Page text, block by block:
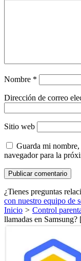
Nombre *
Dirección de correo
Sitio web
Guarda mi
navegador para la
¿Tienes preguntas
con nuestro equipo de
Inicio > Control
llamadas en